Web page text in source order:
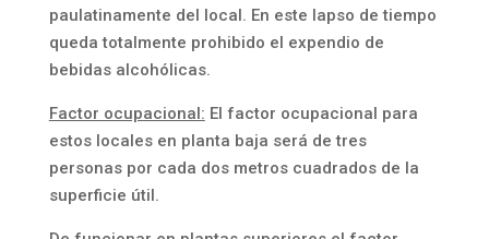
paulatinamente del local. En este lapso de tiempo
queda totalmente prohibido el expendio de
bebidas alcohólicas.
Factor ocupacional: El factor ocupacional para
estos locales en planta baja será de tres
personas por cada dos metros cuadrados de la
superficie útil.